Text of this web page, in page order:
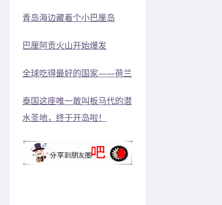
青岛海边藏着个小巴厘岛
巴厘阿贡火山开始爆发
全球吃得最好的国家——荷兰
泰国这座唯一敢叫板马代的潜
水圣地，终于开岛啦！